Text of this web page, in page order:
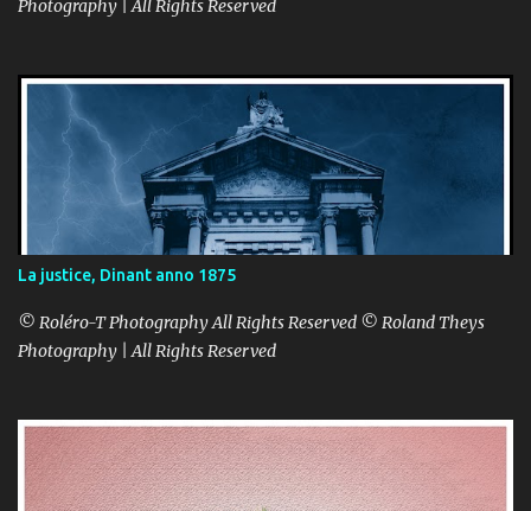
Photography | All Rights Reserved
La justice, Dinant anno 1875
© Roléro-T Photography All Rights Reserved © Roland Theys
Photography | All Rights Reserved